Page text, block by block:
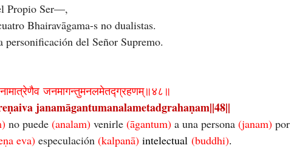
Propio Ser—,
Bhairavāgama-s no dualistas.
del Señor Supremo.
जनमागन्तुमनलमेतद्ग्रहणम्॥४८॥
janamāgantumanalametadgrahaṇam||48||
no puede (analam) venirle (āgantum) a una persona (janam) por
eva) especulación (kalpanā) intelectual (buddhi).